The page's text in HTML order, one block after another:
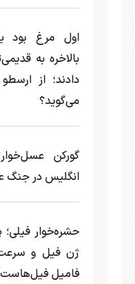
اول مرغ بود
بالاخره به
دادند؛ از
می‌گوید؟
گورکن
انگلیس در جنگ
حشره‌خوار
ژن فیل و
فامیل